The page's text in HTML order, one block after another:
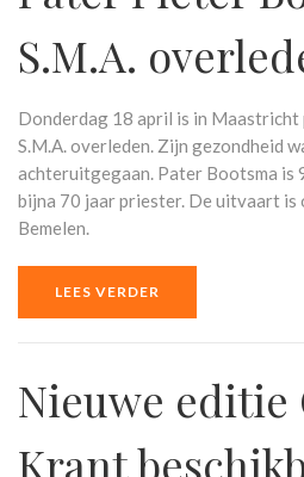
S.M.A.
Donderdag 18 april is in
S.M.A. overleden. Zijn gezondheid
achteruitgegaan. Pater Bootsma is
bijna 70 jaar priester. De uitvaart is
Bemelen.
LEES VERDER
Nieuwe editie
Krant